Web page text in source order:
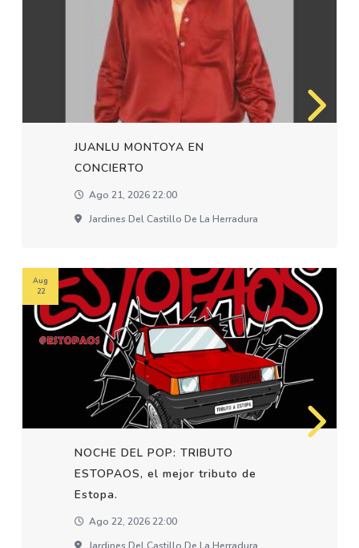
JUANLU MONTOYA EN
CONCIERTO
Ago 21, 2026 22:00
Jardines Del Castillo De La Herradura
NOCHE DEL POP: TRIBUTO
ESTOPAOS, el mejor tributo de
Estopa.
Ago 22, 2026 22:00
Aug
22